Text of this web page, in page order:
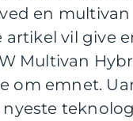
en
vil give
Multivan
om emnet.